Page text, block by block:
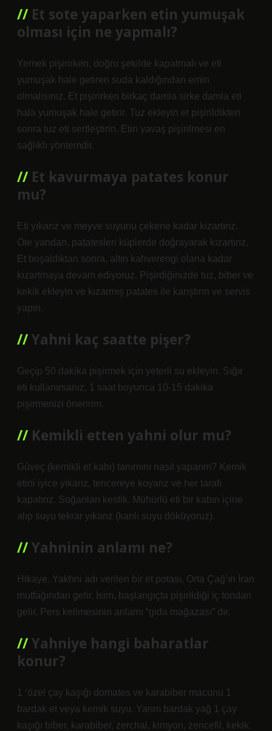
Et sote yaparken etin yumuşak
olması için ne yapmalı?
Yemek pişirirken, doğru şekilde kapatmalı ve eti
yumuşak hale getiren suda kaldığından emin
olmalısınız. Et pişirirken birkaç damla sirke damla eti
hala yumuşak hale getirir. Tuz ekleyin et pişirildikten
sonra tuz eti sertleştirin. Etin yavaş pişirilmesi en
sağlıklı yöntemdir.
Et kavurmaya patates konur
mu?
Eti yıkarız ve meyve suyunu çekene kadar kızartırız.
Öte yandan, patatesleri küplerde doğrayarak kızartırız.
Et boşaldıktan sonra, altın kahverengi olana kadar
kızartmaya devam ediyoruz. Pişirdiğinizde tuz, biber ve
kekik ekleyin ve kızarmış patates ile karıştırın ve servis
yapın.
Yahni kaç saatte pişer?
Geçip 50 dakika pişirmek için yeterli su ekleyin. Sığır
eti kullanırsanız, 1 saat boyunca 10-15 dakika
pişirmenizi öneririm.
Kemikli etten yahni olur mu?
Güveç (kemikli et kabı) tanımını nasıl yaparım? Kemik
etini iyice yıkarız, tencereye koyarız ve her tarafı
kapatırız. Soğanları kestik. Mühürlü eti bir kabın içine
alıp suyu tekrar yıkarız (kanlı suyu döküyoruz).
Yahninin anlamı ne?
Hikaye. Yakhni adı verilen bir et potası, Orta Çağ’ın İran
mutfağından gelir. İsim, başlangıçta pişirildiği iç tondan
gelir. Pers kelimesinin anlamı “gıda mağazası” dır.
Yahniye hangi baharatlar
konur?
1 ‘özel çay kaşığı domates ve karabiber macunu 1
bardak et veya kemik suyu. Yarım bardak yağ 1 çay
kaşığı biber, karabiber, zerchal, kimyon, zencefil, kekik.